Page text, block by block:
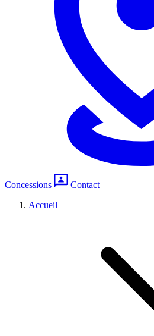
Concessions
Contact
Accueil